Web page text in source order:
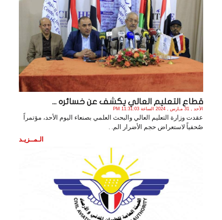
قطاع التعليم العالي يكشف عن خسائره ...
الأحد , 31 مـارس , 2024 الساعة 11:31:03 PM
عقدت وزارة التعليم العالي والبحث العلمي بصنعاء اليوم الأحد، مؤتمراً
صُحفياً لاستعراض حجم الأضرار الم. .
الـمــزيـد